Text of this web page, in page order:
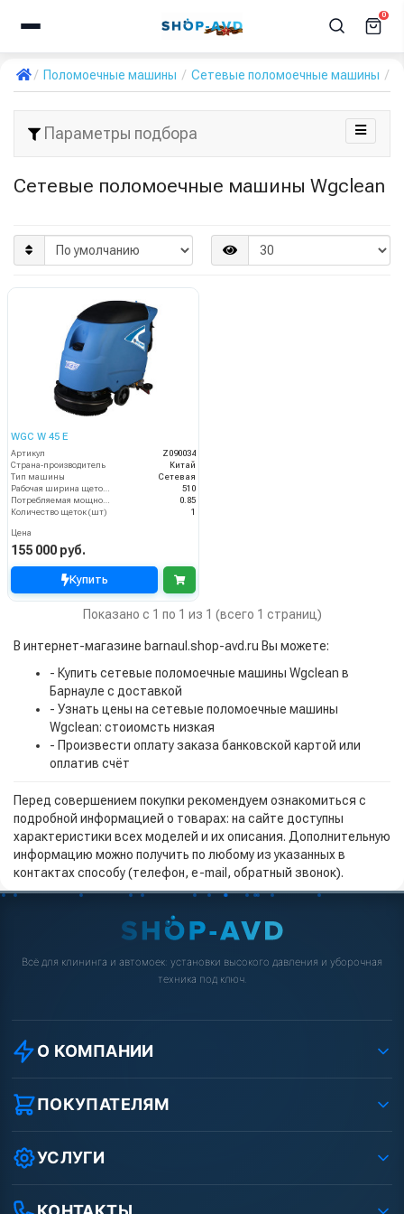
0
Поломоечные машины Сетевые поломоечные машины
Параметры подбора
Сетевые поломоечные машины Wgclean
WGC W 45 E
Артикул
Z090034
Страна-производитель
Китай
Тип машины
Сетевая
510
0.85
Количество щеток (шт)
1
Цена
155 000 руб.
Купить
Показано с 1 по 1 из 1 (всего 1 страниц)
В интернет-магазине barnaul.shop-avd.ru Вы можете:
- Купить сетевые поломоечные машины Wgclean в
Барнауле с доставкой
- Узнать цены на сетевые поломоечные машины
Wgclean: стоиомсть низкая
- Произвести оплату заказа банковской картой или
оплатив счёт
Перед совершением покупки рекомендуем ознакомиться с
подробной информацией о товарах: на сайте доступны
характеристики всех моделей и их описания. Дополнительную
информацию можно получить по любому из указанных в
контактах способу (телефон, e-mail, обратный звонок).
Всё для клининга и автомоек: установки высокого давления и уборочная
техника под ключ.
О КОМПАНИИ
О компании
Реквизиты ООО «Шоп АВД»
Защита данных клиента
Условия соглашения
Вакансии
ПОКУПАТЕЛЯМ
Как заказать?
Оплата
Доставка
УСЛУГИ
Ремонт АВД
Сертификаты